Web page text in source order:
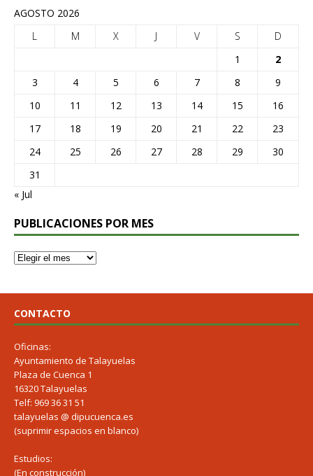
AGOSTO 2026
L
M X J V S
D
1
2
3
4 5 6 7 8
9
10
11 12 13 14 15
16
17
18 19 20 21 22
23
24
25 26 27 28 29
30
31
« Jul
PUBLICACIONES POR MES
CONTACTO
Oficinas:
Ayuntamiento de Talayuelas
Plaza de Cuenca 1
16320 Talayuelas
Telf: 969 36 31 51
talayuelas @ dipucuenca.es
(suprimir espacios en blanco)
Estudios:
(En construcción)